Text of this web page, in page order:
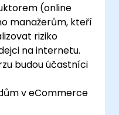
a hlásit jakoukoli
trestnou činnost.
oblasti v
(online
manažerům, kteří
riziko
na internetu.
budou účastníci
v eCommerce